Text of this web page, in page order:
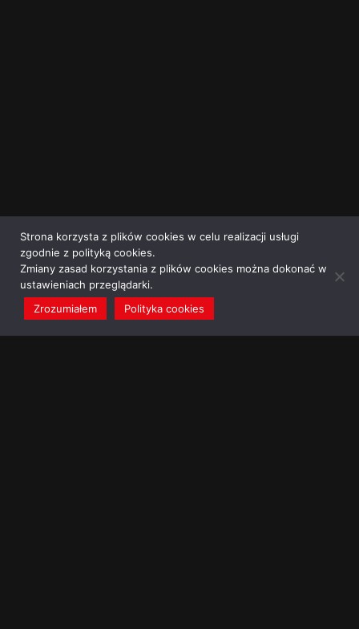
Strona korzysta z plików cookies w celu realizacji usługi
zgodnie z polityką cookies.
Zmiany zasad korzystania z plików cookies można dokonać w
ustawieniach przeglądarki.
Zrozumiałem
Polityka cookies